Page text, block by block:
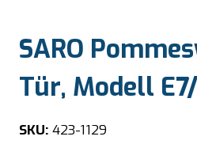
SARO
Tür, Modell
SKU: 423-1129